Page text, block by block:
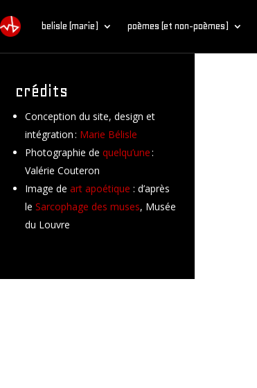
belisle (marie) poèmes (et non-poèmes)
crédits
Conception du site, design et
intégration : Marie Bélisle
Photographie dequelqu’une:
Valérie Couteron
Image deart apoétique : d’après
leSarcophage des muses, Musée
du Louvre